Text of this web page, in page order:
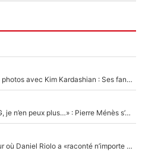
Lewis Hamilton poste de nouvelles photos avec Kim Kardashian : Ses fans le voient déjà redevenir champion du monde de F1 grâce à elle !
«Un très mauvais choix pour le PSG, je n’en peux plus…» : Pierre Ménès s’est complètement trompé avec Luis Enrique et ces déclarations le prouvent !
«Je m’en veux terriblement» : Le jour où Daniel Riolo a «raconté n’importe quoi» dans l'After Foot !